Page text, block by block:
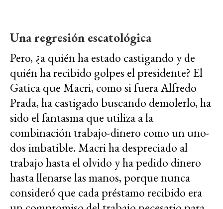
Una regresión escatológica
Pero, ¿a quién ha estado castigando y de
quién ha recibido golpes el presidente? El
Gatica que Macri, como si fuera Alfredo
Prada, ha castigado buscando demolerlo, ha
sido el fantasma que utiliza a la
combinación trabajo-dinero como un uno-
dos imbatible. Macri ha despreciado al
trabajo hasta el olvido y ha pedido dinero
hasta llenarse las manos, porque nunca
consideró que cada préstamo recibido era